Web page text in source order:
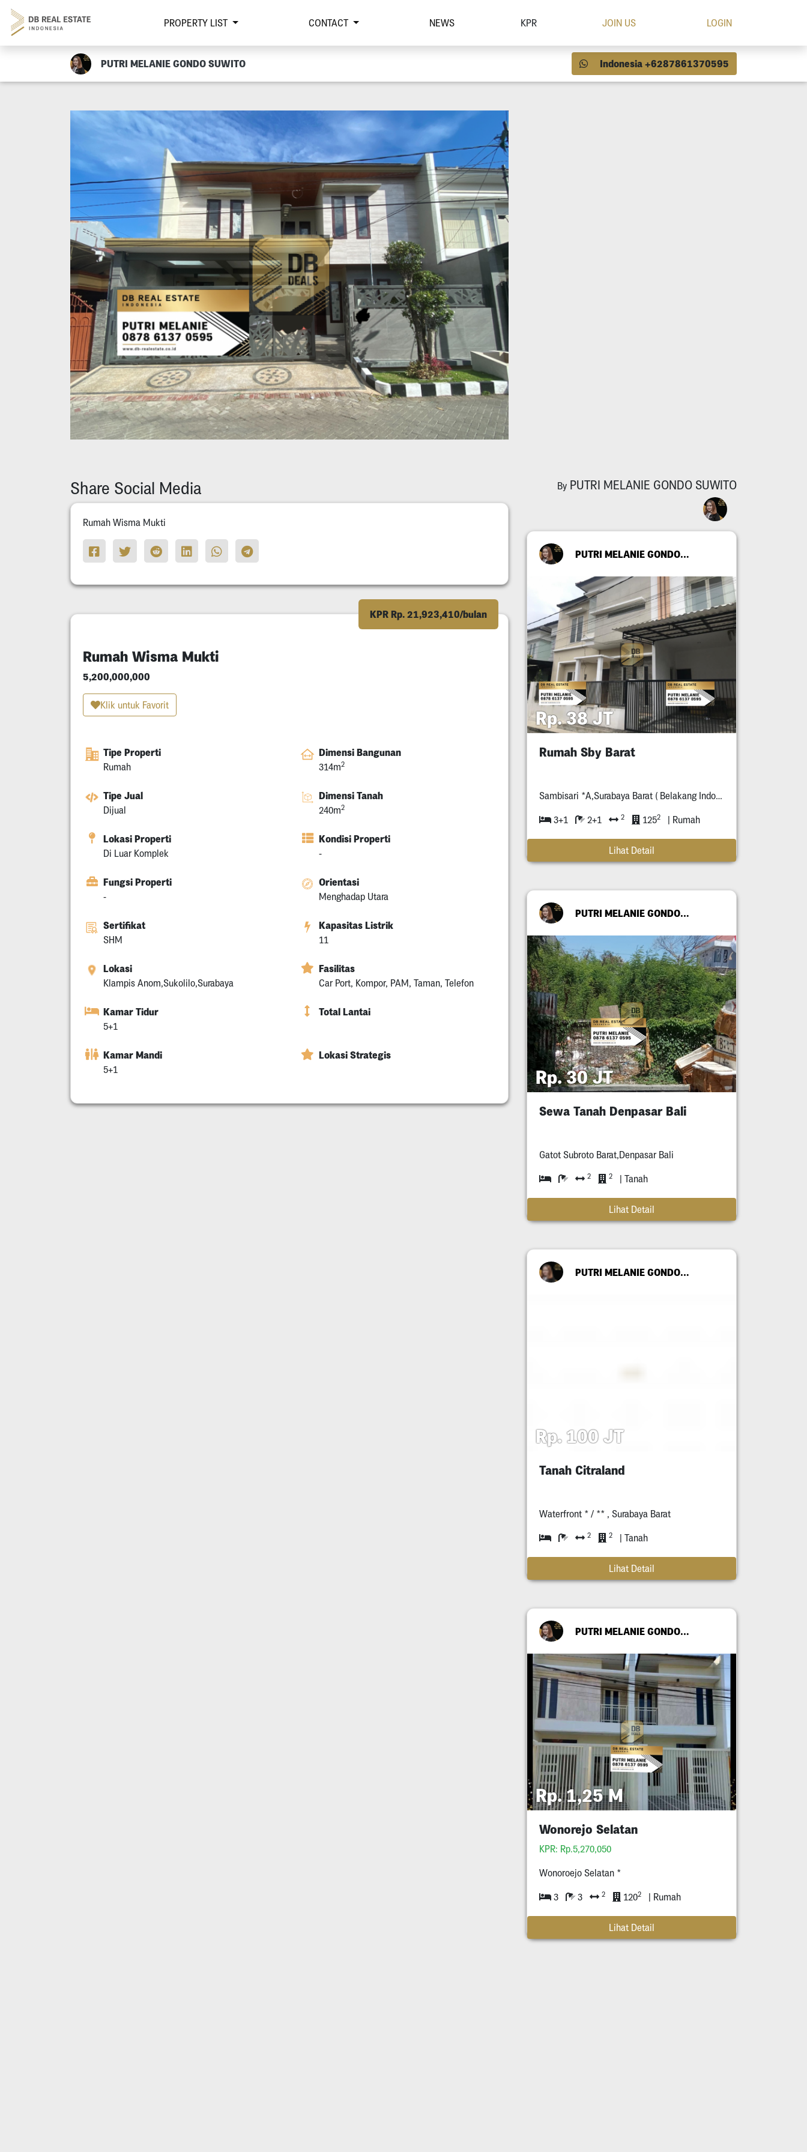
PROPERTY LIST CONTACT NEWS KPR JOIN US LOGIN
PUTRI MELANIE GONDO SUWITO Indonesia +6287861370595
Share Social Media
Rumah Wisma Mukti
KPR Rp. 21,923,410/bulan
Rumah Wisma Mukti
5,200,000,000
Klik untuk Favorit
Tipe Properti
Rumah
Dimensi Bangunan
314m2
Tipe Jual
Dijual
Dimensi Tanah
240m2
Lokasi Properti
Di Luar Komplek
Kondisi Properti
-
Fungsi Properti
-
Orientasi
Menghadap Utara
Sertifikat
SHM
Kapasitas Listrik
11
Lokasi
Klampis Anom,Sukolilo,Surabaya
Fasilitas
Car Port, Kompor, PAM, Taman, Telefon
Kamar Tidur
5+1
Total Lantai
Kamar Mandi
5+1
Lokasi Strategis
By PUTRI MELANIE GONDO SUWITO
PUTRI MELANIE GONDO SUWITO
Rp. 38 JT
Rumah Sby Barat
Sambisari *A,Surabaya Barat ( Belakang Indomaret Simpang Darmo Permai )
3+1 2+1 2 1252 | Rumah
Lihat Detail
PUTRI MELANIE GONDO SUWITO
Rp. 30 JT
Sewa Tanah Denpasar Bali
Gatot Subroto Barat,Denpasar Bali
2 2 | Tanah
Lihat Detail
PUTRI MELANIE GONDO SUWITO
Rp. 100 JT
Tanah Citraland
Waterfront * / ** , Surabaya Barat
2 2 | Tanah
Lihat Detail
PUTRI MELANIE GONDO SUWITO
Rp. 1,25 M
Wonorejo Selatan
KPR: Rp.5,270,050
Wonoroejo Selatan *
3 3 2 1202 | Rumah
Lihat Detail